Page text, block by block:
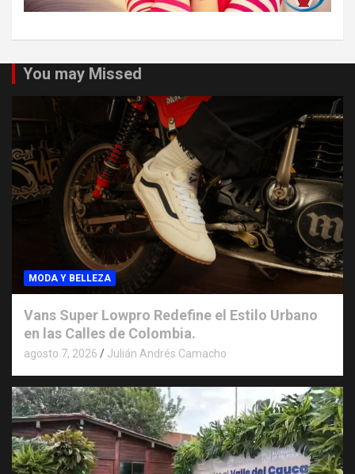
You may Missed
MODA Y BELLEZA
Vans Super Lowpro Redefine el Estilo Urbano
en las Calles de Colombia.
agosto 7, 2026 Julián Andrés Camacho